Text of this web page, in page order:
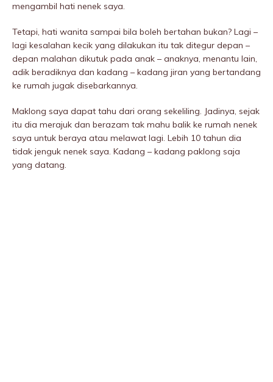
mengambil hati nenek saya.
Tetapi, hati wanita sampai bila boleh bertahan bukan? Lagi –
lagi kesalahan kecik yang dilakukan itu tak ditegur depan –
depan malahan dikutuk pada anak – anaknya, menantu lain,
adik beradiknya dan kadang – kadang jiran yang bertandang
ke rumah jugak disebarkannya.
Maklong saya dapat tahu dari orang sekeliling. Jadinya, sejak
itu dia merajuk dan berazam tak mahu balik ke rumah nenek
saya untuk beraya atau melawat lagi. Lebih 10 tahun dia
tidak jenguk nenek saya. Kadang – kadang paklong saja
yang datang.